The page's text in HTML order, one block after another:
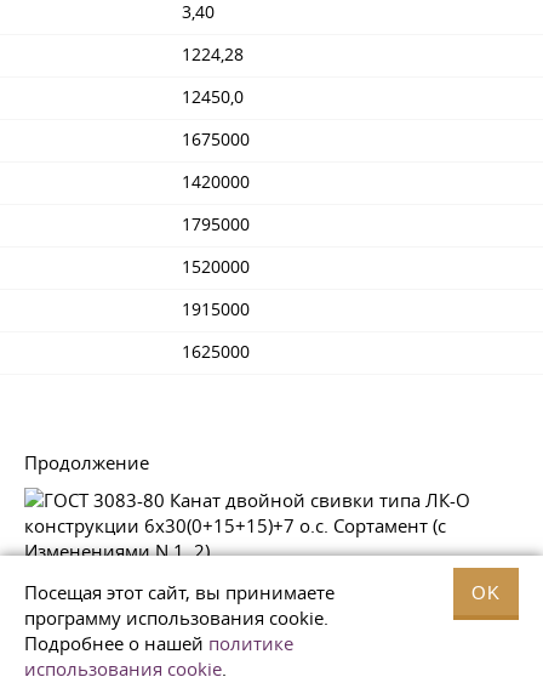
Посещая этот сайт, вы принимаете
программу использования cookie.
Подробнее о нашей политике
использования cookie.
OK
3,40
1224,28
12450,0
1675000
1420000
1795000
1520000
1915000
1625000
Продолжение
________________
* Текст документа соответствует оригиналу.
— Примечание изготовителя базы данных.
Продолжение